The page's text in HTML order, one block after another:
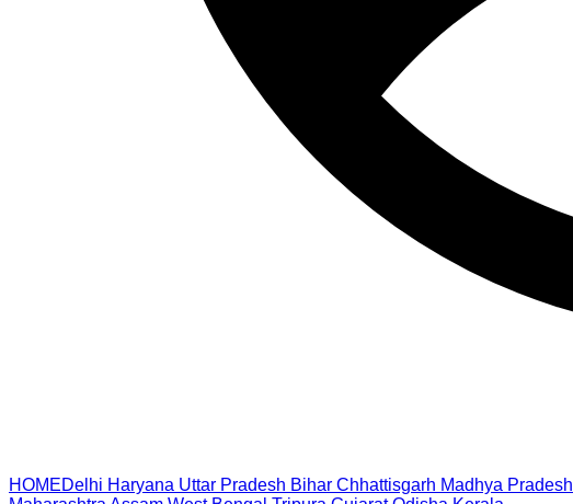
HOMEDelhi Haryana Uttar Pradesh Bihar Chhattisgarh Madhya Pradesh